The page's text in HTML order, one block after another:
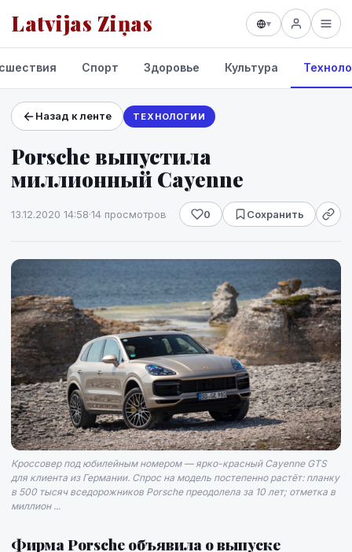
Latvijas Ziņas ▾
Проекты и сервисы
Прогноз погоды
Спорт Здоровье Культура
Назад к ленте ТЕХНОЛОГИИ
Porsche выпустила
миллионный Cayenne
13.12.2020 14:58·14 просмотров 0 Сохранить
Кроссовер под юбилейным номером — ярко-красный Cayenne GTS
для клиента из Германии. Спрос на модель постепенно растёт: планку
в 500 тысяч вседорожников Porsche преодолела за 10 лет; отметка в
миллион ...
Фирма Porsche объявила о выпуске